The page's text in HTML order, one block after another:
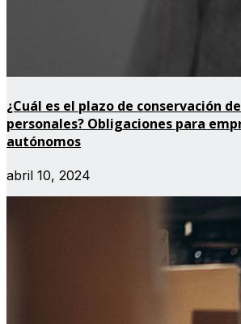
¿Cuál es el plazo de conservación
personales? Obligaciones para
autónomos
abril 10, 2024